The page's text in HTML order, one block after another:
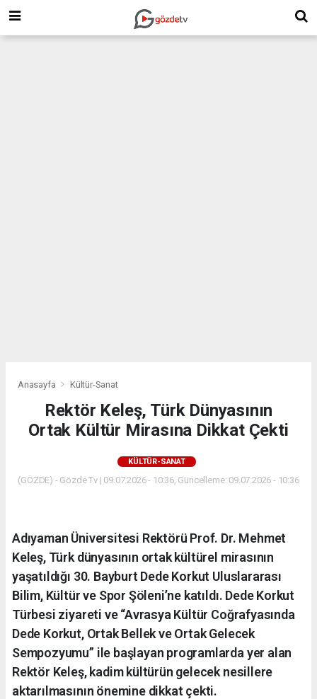
Anasayfa Kültür-Sanat
Rektör Keleş, Türk Dünyasının
Ortak Kültür Mirasına Dikkat Çekti
KÜLTÜR-SANAT
(GÖZDE) - Gözde Tv | 09.07.2026 - 10:36, Güncelleme: 09.07.2026 - 10:36
Adıyaman Üniversitesi Rektörü Prof. Dr. Mehmet
Keleş, Türk dünyasının ortak kültürel mirasının
yaşatıldığı 30. Bayburt Dede Korkut Uluslararası
Bilim, Kültür ve Spor Şöleni’ne katıldı. Dede Korkut
Türbesi ziyareti ve “Avrasya Kültür Coğrafyasında
Dede Korkut, Ortak Bellek ve Ortak Gelecek
Sempozyumu” ile başlayan programlarda yer alan
Rektör Keleş, kadim kültürün gelecek nesillere
aktarılmasının önemine dikkat çekti.